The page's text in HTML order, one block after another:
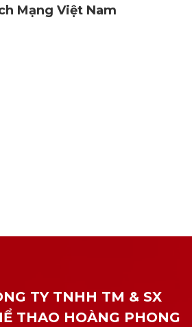
Mạng Việt Nam
TY TNHH TM & SX
THAO HOÀNG PHONG